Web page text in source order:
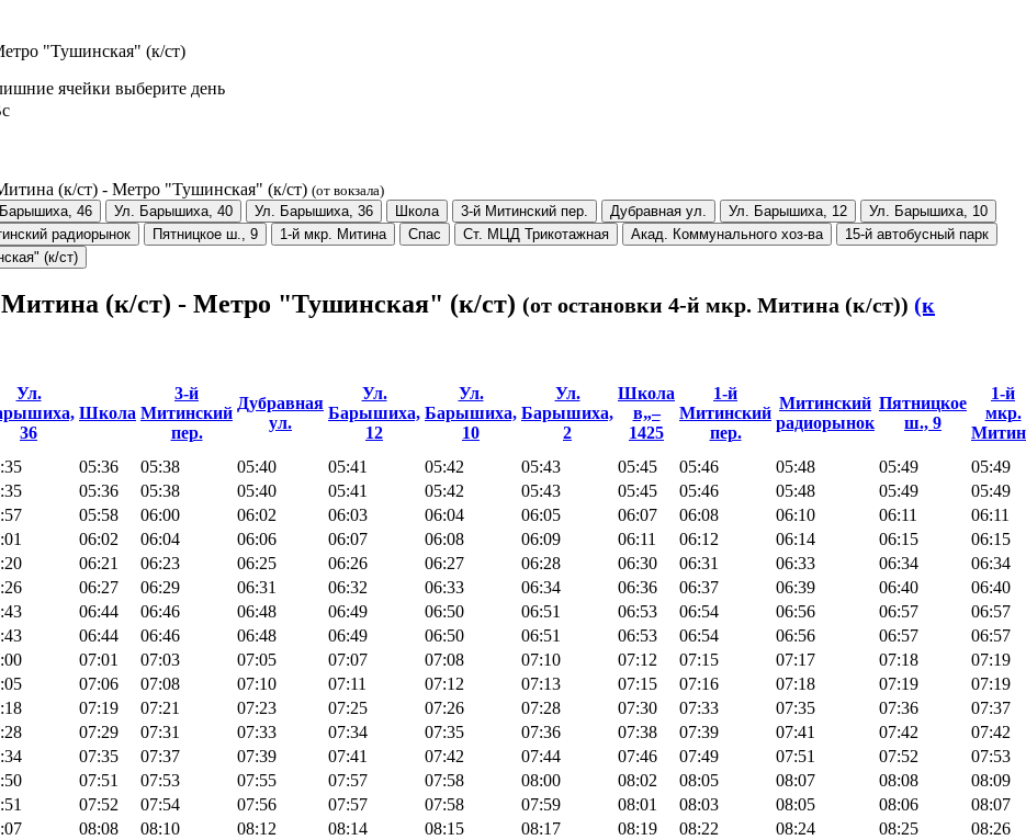
"Тушинская" (к/ст)
ячейки выберите день
(к/ст) - Метро "Тушинская" (к/ст) (от вокзала)
46 Ул. Барышиха, 40 Ул. Барышиха, 36 Школа 3-й Митинский пер. Дубравная ул. Ул. Барышиха, 12
Ул. Барышиха, 10
радиорынок Пятницкое ш., 9 1-й мкр. Митина Спас Ст. МЦД Трикотажная Акад. Коммунального хоз-ва
15-й автобусный парк
(к/ст)
Митина (к/ст) - Метро "Тушинская" (к/ст) (от остановки 4-й мкр. Митина (к/ст)) (к
Ул.
36
Школа
3-й
Митинский
пер.
Дубравная
ул.
Ул.
Барышиха,
12
Ул.
Барышиха,
10
Ул.
Барышиха,
2
Школа
в„–
1425
1-й
Митинский
пер.
Митинский
радиорынок
Пятницкое
ш., 9
1-й
мкр.
05:36 05:38 05:40 05:41 05:42 05:43 05:45 05:46 05:48 05:49
05:49
05:36 05:38 05:40 05:41 05:42 05:43 05:45 05:46 05:48 05:49
05:49
05:58 06:00 06:02 06:03 06:04 06:05 06:07 06:08 06:10 06:11
06:11
06:02 06:04 06:06 06:07 06:08 06:09 06:11 06:12 06:14 06:15
06:15
06:21 06:23 06:25 06:26 06:27 06:28 06:30 06:31 06:33 06:34
06:34
06:27 06:29 06:31 06:32 06:33 06:34 06:36 06:37 06:39 06:40
06:40
06:44 06:46 06:48 06:49 06:50 06:51 06:53 06:54 06:56 06:57
06:57
06:44 06:46 06:48 06:49 06:50 06:51 06:53 06:54 06:56 06:57
06:57
07:01 07:03 07:05 07:07 07:08 07:10 07:12 07:15 07:17 07:18
07:19
07:06 07:08 07:10 07:11 07:12 07:13 07:15 07:16 07:18 07:19
07:19
07:19 07:21 07:23 07:25 07:26 07:28 07:30 07:33 07:35 07:36
07:37
07:29 07:31 07:33 07:34 07:35 07:36 07:38 07:39 07:41 07:42
07:42
07:35 07:37 07:39 07:41 07:42 07:44 07:46 07:49 07:51 07:52
07:53
07:51 07:53 07:55 07:57 07:58 08:00 08:02 08:05 08:07 08:08
08:09
07:52 07:54 07:56 07:57 07:58 07:59 08:01 08:03 08:05 08:06
08:07
08:08 08:10 08:12 08:14 08:15 08:17 08:19 08:22 08:24 08:25
08:26